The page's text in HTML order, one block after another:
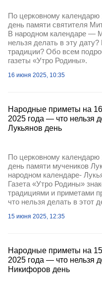
По церковному календарю
день памяти святителя
В народном календаре —
нельзя делать в эту
традиции? Обо всем
газеты «Утро Родины».
16 июня 2025, 10:35
Народные приметы на
2025 года — что нельзя
Лукьянов день
По церковному календарю
день памяти мучеников
народном календаре-
Газета «Утро Родины»
традициями и приметами
что нельзя делать в этот
15 июня 2025, 12:35
Народные приметы на
2025 года — что нельзя
Никифоров день